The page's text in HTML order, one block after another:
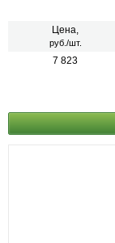
Цена,
руб./шт.
7 823